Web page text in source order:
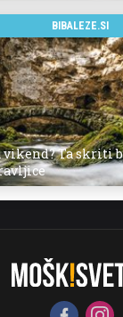
BIBALEZE.SI
vikend? Ta skriti